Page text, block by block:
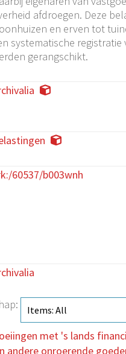
afdroegen. Deze
en erven tot
systematische
gerangschikt.
60537/b003wnh
met 's lands
andere onroerende